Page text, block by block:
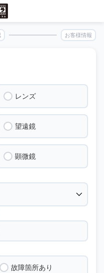
お客様情報
レンズ
望遠鏡
顕微鏡
故障箇所あり